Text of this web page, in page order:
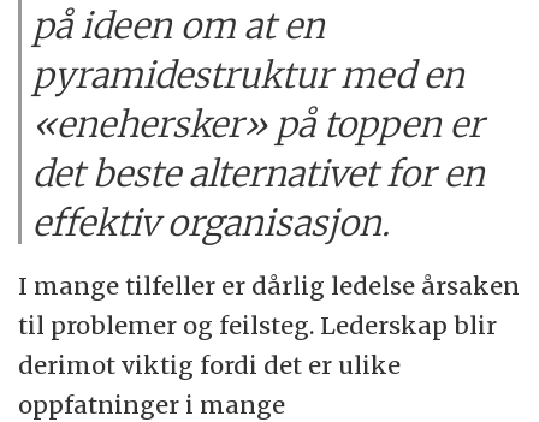
på ideen om at en
pyramidestruktur med en
«enehersker» på toppen er
det beste alternativet for en
effektiv organisasjon.
I mange tilfeller er dårlig ledelse årsaken
til problemer og feilsteg. Lederskap blir
derimot viktig fordi det er ulike
oppfatninger i mange